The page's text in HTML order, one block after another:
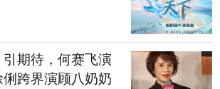
期待，何赛飞演
跨界演顾八奶奶